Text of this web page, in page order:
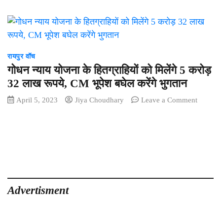
रायपुर वॉच
गोधन न्याय योजना के हितग्राहियों को मिलेंगे 5 करोड़
32 लाख रूपये, CM भूपेश बघेल करेंगे भुगतान
April 5, 2023 Jiya Choudhary Leave a Commenton
Advertisment